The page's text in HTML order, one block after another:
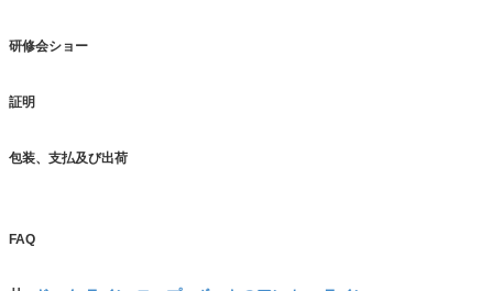
研修会ショー
証明
包装、支払及び出荷
FAQ